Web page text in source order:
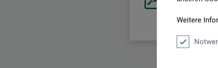
Weitere